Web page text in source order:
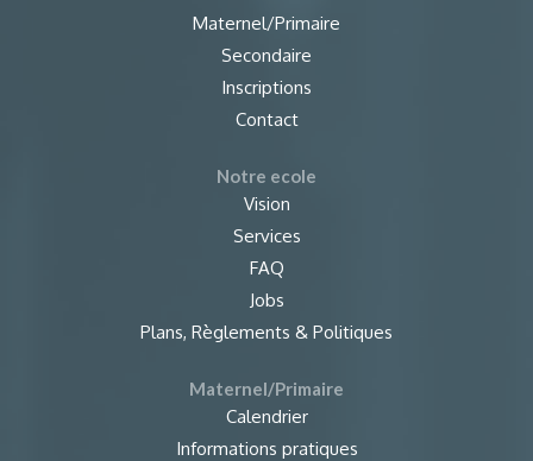
Maternel/Primaire
Secondaire
Inscriptions
Contact
Notre ecole
Vision
Services
FAQ
Jobs
Plans, Règlements & Politiques
Maternel/Primaire
Calendrier
Informations pratiques